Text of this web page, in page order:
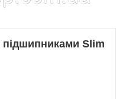
підшипниками Slim